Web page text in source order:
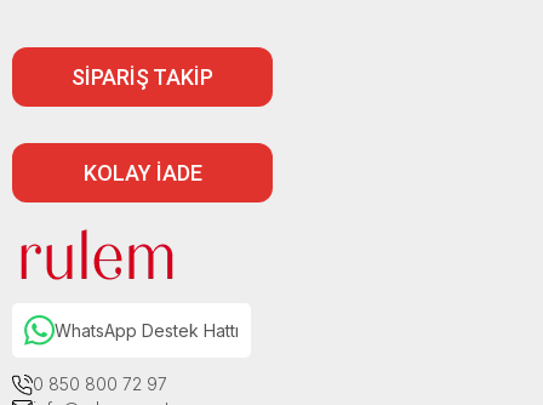
SİPARİŞ TAKİP
KOLAY İADE
WhatsApp Destek Hattı
0 850 800 72 97